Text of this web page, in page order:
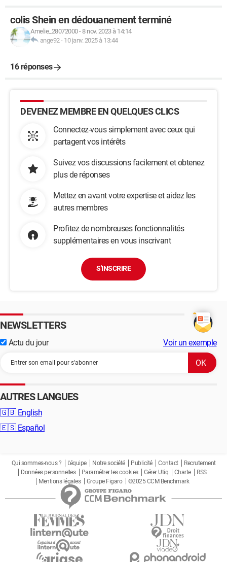
colis Shein en dédouanement terminé
Amelie_28072000-8 nov. 2023 à 14:14
ange92- 10 janv. 2025 à 13:44
16 réponses
DEVENEZ MEMBRE EN QUELQUES CLICS
Connectez-vous simplement avec ceux qui
partagent vos intérêts
Suivez vos discussions facilement et obtenez
plus de réponses
Mettez en avant votre expertise et aidez les
autres membres
Profitez de nombreuses fonctionnalités
supplémentaires en vous inscrivant
S'INSCRIRE
NEWSLETTERS
Actu du jour Voir un exemple
AUTRES LANGUES
🇬🇧 English
🇪🇸 Español
Qui sommes-nous ? L'équipe Notre société Publicité Contact
Recrutement
Données personnelles
Paramétrer les cookies Gérer Utiq Charte
RSS
Mentions légales
Groupe Figaro ©2025 CCM Benchmark